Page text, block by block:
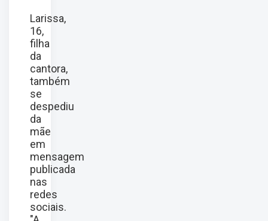
Larissa,
16,
filha
da
cantora,
também
se
despediu
da
mãe
em
mensagem
publicada
nas
redes
sociais.